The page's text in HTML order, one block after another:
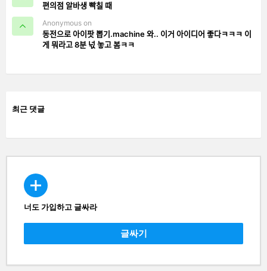
편의점 알바생 빡칠 때
Anonymous on
동전으로 아이팟 뽑기.machine 와.. 이거 아이디어 좋다ㅋㅋㅋ 이
게 뭐라고 8분 넋 놓고 봄ㅋㅋ
최근 댓글
CREATE
너도 가입하고 글싸라
글싸기